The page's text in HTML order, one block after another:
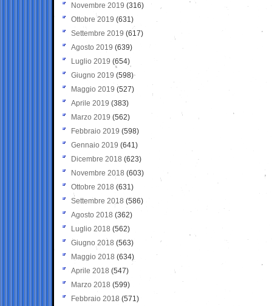
Novembre 2019 (316)
Ottobre 2019 (631)
Settembre 2019 (617)
Agosto 2019 (639)
Luglio 2019 (654)
Giugno 2019 (598)
Maggio 2019 (527)
Aprile 2019 (383)
Marzo 2019 (562)
Febbraio 2019 (598)
Gennaio 2019 (641)
Dicembre 2018 (623)
Novembre 2018 (603)
Ottobre 2018 (631)
Settembre 2018 (586)
Agosto 2018 (362)
Luglio 2018 (562)
Giugno 2018 (563)
Maggio 2018 (634)
Aprile 2018 (547)
Marzo 2018 (599)
Febbraio 2018 (571)